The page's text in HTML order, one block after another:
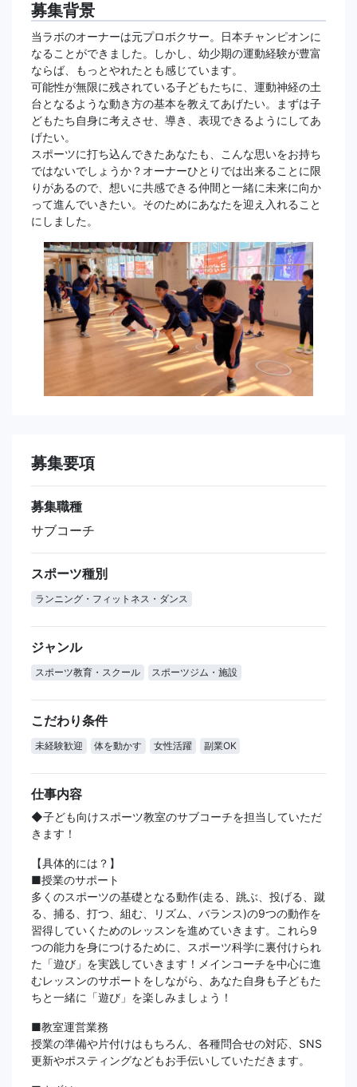
募集背景
当ラボのオーナーは元プロボクサー。日本チャンピオンに
なることができました。しかし、幼少期の運動経験が豊富
ならば、もっとやれたとも感じています。
可能性が無限に残されている子どもたちに、運動神経の土
台となるような動き方の基本を教えてあげたい。まずは子
どもたち自身に考えさせ、導き、表現できるようにしてあ
げたい。
スポーツに打ち込んできたあなたも、こんな思いをお持ち
ではないでしょうか？オーナーひとりでは出来ることに限
りがあるので、想いに共感できる仲間と一緒に未来に向か
って進んでいきたい。そのためにあなたを迎え入れること
にしました。
募集要項
募集職種
サブコーチ
スポーツ種別
ランニング・フィットネス・ダンス
ジャンル
スポーツ教育・スクール スポーツジム・施設
こだわり条件
未経験歓迎 体を動かす 女性活躍 副業OK
仕事内容
◆子ども向けスポーツ教室のサブコーチを担当していただ
きます！
【具体的には？】
■授業のサポート
多くのスポーツの基礎となる動作(走る、跳ぶ、投げる、蹴
る、捕る、打つ、組む、リズム、バランス)の9つの動作を
習得していくためのレッスンを進めていきます。これら9
つの能力を身につけるために、スポーツ科学に裏付けられ
た「遊び」を実践していきます！メインコーチを中心に進
むレッスンのサポートをしながら、あなた自身も子どもた
ちと一緒に「遊び」を楽しみましょう！
■教室運営業務
授業の準備や片付けはもちろん、各種問合せの対応、SNS
更新やポスティングなどもお手伝いしていただきます。